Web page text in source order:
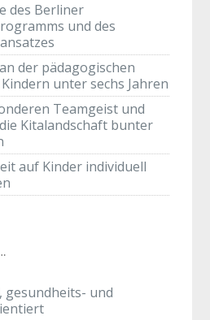
des Berliner
und des
der pädagogischen
unter sechs Jahren
Teamgeist und
Kitalandschaft bunter
auf Kinder individuell
gesundheits- und